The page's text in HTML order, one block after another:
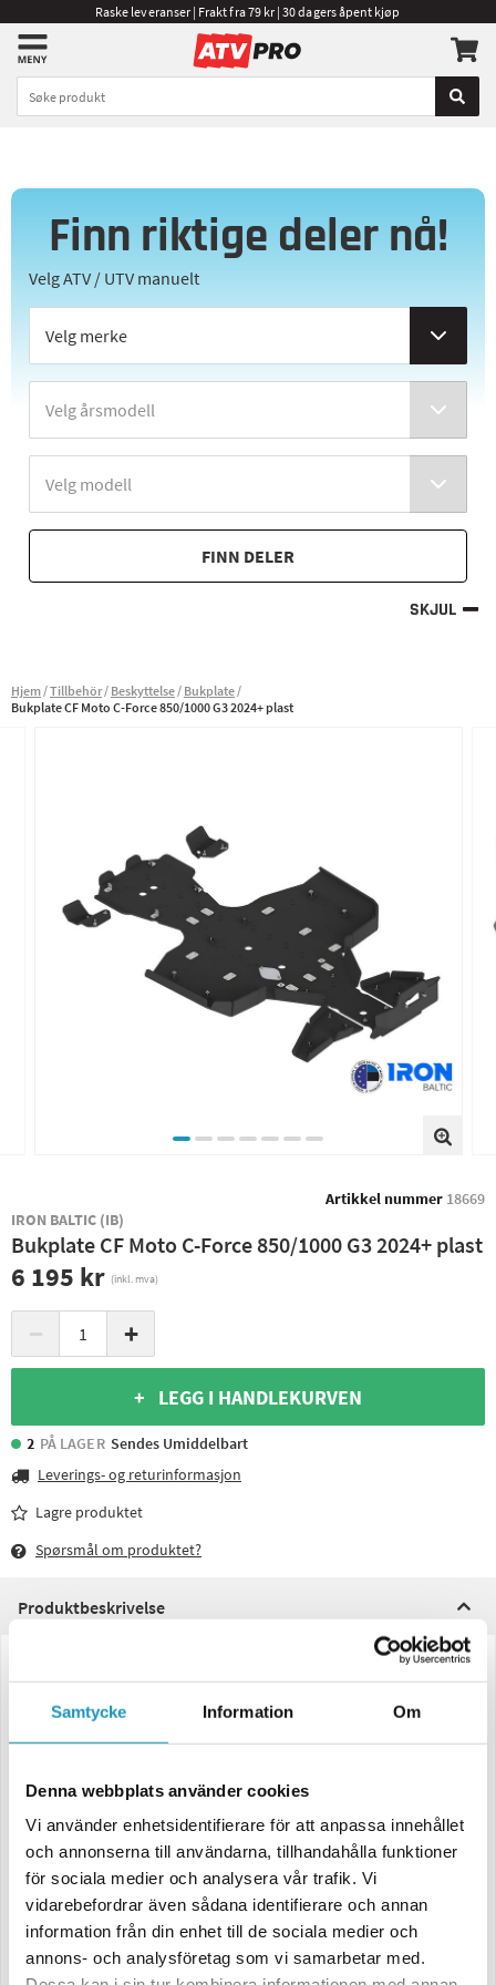
Samtycke Information Om
Denna webbplats använder cookies
Vi använder enhetsidentifierare för att anpassa innehållet
och annonserna till användarna, tillhandahålla funktioner
för sociala medier och analysera vår trafik. Vi
vidarebefordrar även sådana identifierare och annan
information från din enhet till de sociala medier och
annons- och analysföretag som vi samarbetar med.
Raske leveranser | Frakt fra 79 kr | 30 dagers åpent kjøp
Finn riktige deler nå!
Velg ATV / UTV manuelt
FINN DELER
SKJUL
Hjem Tillbehör Beskyttelse Bukplate
Bukplate CF Moto C-Force 850/1000 G3 2024+ plast
Artikkel nummer 18669
IRON BALTIC (IB)
Bukplate CF Moto C-Force 850/1000 G3 2024+ plast
6 195 kr (inkl. mva)
− +
+ LEGG I HANDLEKURVEN
2 PÅ LAGER Sendes Umiddelbart
Leverings- og returinformasjon
Lagre produktet
Spørsmål om produktet?
Produktbeskrivelse
Underkroppsplastbeskyttelse for CF Moto 850 og 1000 (2024+) fra
slitasje.
Produktinformasjon:
10 mm tykk HDPE, plast kjent for sin robusthet og holdbarhet.
- beskyttelser for CV-leddene, laget av pulverlakkert aluminium.
- Front laget av flere seksjoner for ekstra beskyttelse.
- Leveres med detaljerte instruksjoner for enkel installasjon. Skruene er
plassert i beskyttende brett for å forhindre skade.